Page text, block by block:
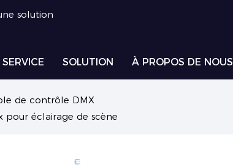
solution
SERVICE SOLUTION À PROPOS DE NOUS
de contrôle DMX
pour éclairage de scène